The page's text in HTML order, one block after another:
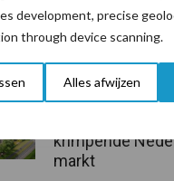
development, precise
through device scanning.
Alles afwijzen
voor jou!
ForFarmers ziet
krimpende
markt